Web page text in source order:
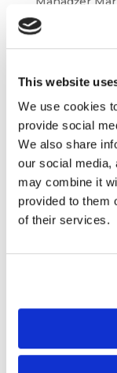
This website
We use cookies
provide social
We also share
our social media,
may combine it
provided to them
of their services.
premium na
zabawek,
Schleich